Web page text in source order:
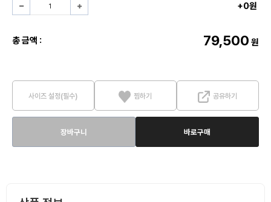
+0원
총 금액 : 79,500 원
사이즈 설정(필수) 찜하기 공유하기
장바구니 바로구매